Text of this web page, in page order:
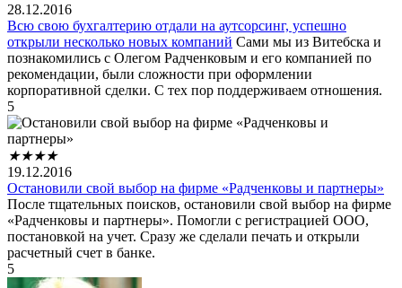
28.12.2016
Всю свою бухгалтерию отдали на аутсорсинг, успешно
открыли несколько новых компаний Сами мы из Витебска и
познакомились с Олегом Радченковым и его компанией по
рекомендации, были сложности при оформлении
корпоративной сделки. С тех пор поддерживаем отношения.
5
★★★★
19.12.2016
Остановили свой выбор на фирме «Радченковы и партнеры»
После тщательных поисков, остановили свой выбор на фирме
«Радченковы и партнеры». Помогли с регистрацией ООО,
постановкой на учет. Сразу же сделали печать и открыли
расчетный счет в банке.
5